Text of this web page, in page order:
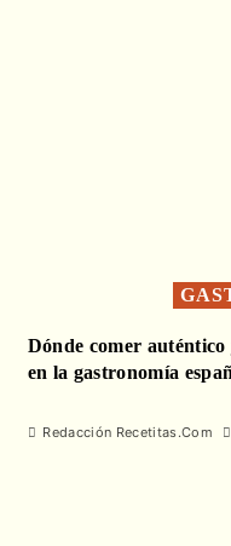
Dónde comer
en la gastronomía
Redacción Recetitas.Com